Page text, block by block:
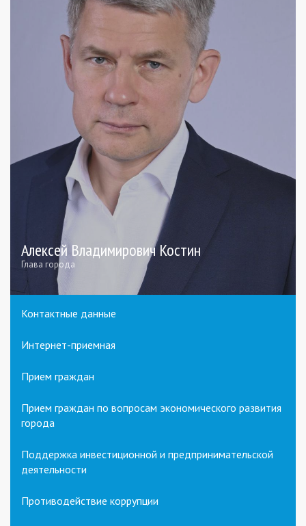
Алексей Владимирович Костин
Глава города
Контактные данные
Интернет-приемная
Прием граждан
Прием граждан по вопросам экономического развития
города
Поддержка инвестиционной и предпринимательской
деятельности
Противодействие коррупции